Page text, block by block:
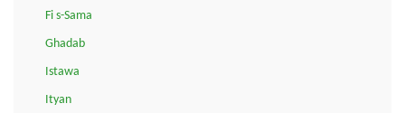
Fi s-Sama
Ghadab
Istawa
Ityan